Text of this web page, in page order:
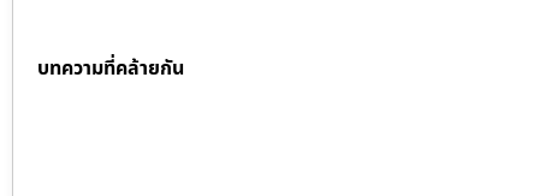
บทความที่คล้ายกัน